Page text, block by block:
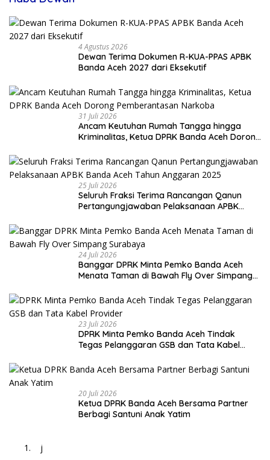
4 Agustus 2026
Dewan Terima Dokumen R-KUA-PPAS APBK
Banda Aceh 2027 dari Eksekutif
31 Juli 2026
Ancam Keutuhan Rumah Tangga hingga
Kriminalitas, Ketua DPRK Banda Aceh Dorong
25 Juli 2026
Seluruh Fraksi Terima Rancangan Qanun
Pertangungjawaban Pelaksanaan APBK
24 Juli 2026
Banggar DPRK Minta Pemko Banda Aceh
Menata Taman di Bawah Fly Over Simpang
23 Juli 2026
DPRK Minta Pemko Banda Aceh Tindak
Tegas Pelanggaran GSB dan Tata Kabel
20 Juli 2026
Ketua DPRK Banda Aceh Bersama Partner
Berbagi Santuni Anak Yatim
j